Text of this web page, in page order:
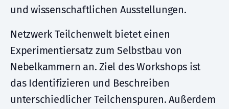
und wissenschaftlichen Ausstellungen.
Netzwerk Teilchenwelt bietet einen
Experimentiersatz zum Selbstbau von
Nebelkammern an. Ziel des Workshops ist
das Identifizieren und Beschreiben
unterschiedlicher Teilchenspuren. Außerdem